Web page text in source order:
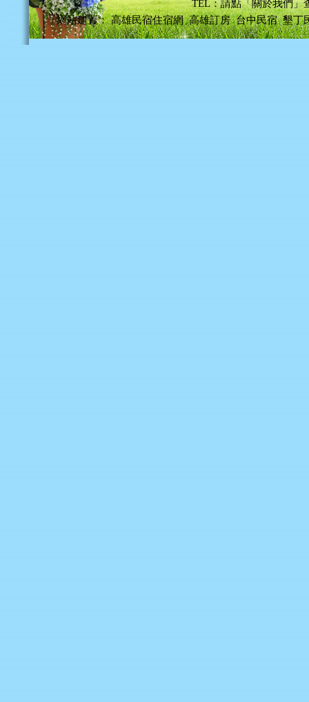
TEL：請點「關於我們」
網站建置： 高雄民宿住宿網 高雄訂房 台中民宿 墾丁